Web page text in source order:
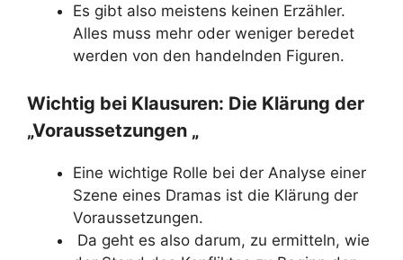
Es gibt also meistens keinen Erzähler.
Alles muss mehr oder weniger beredet
werden von den handelnden Figuren.
Wichtig bei Klausuren: Die Klärung der
„Voraussetzungen „
Eine wichtige Rolle bei der Analyse einer
Szene eines Dramas ist die Klärung der
Voraussetzungen.
Da geht es also darum, zu ermitteln, wie